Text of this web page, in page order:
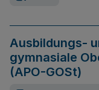
Ausbildungs-
gymnasiale
(APO-GOSt)